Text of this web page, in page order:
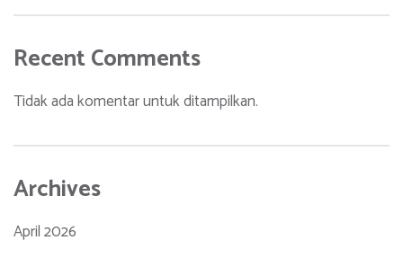
Recent Comments
Tidak ada komentar untuk ditampilkan.
Archives
April 2026